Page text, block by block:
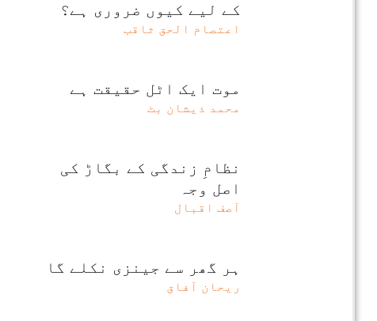
کے لیے کیوں ضروری ہے؟
اعتصام الحق ثاقب
موت ایک اٹل حقیقت ہے
محمد ذیشان بٹ
نظامِ زندگی کے بگاڑ کی
اصل وجہ
آصف اقبال
ہر گھر سے جینزی نکلے گا
ریحان آفاق